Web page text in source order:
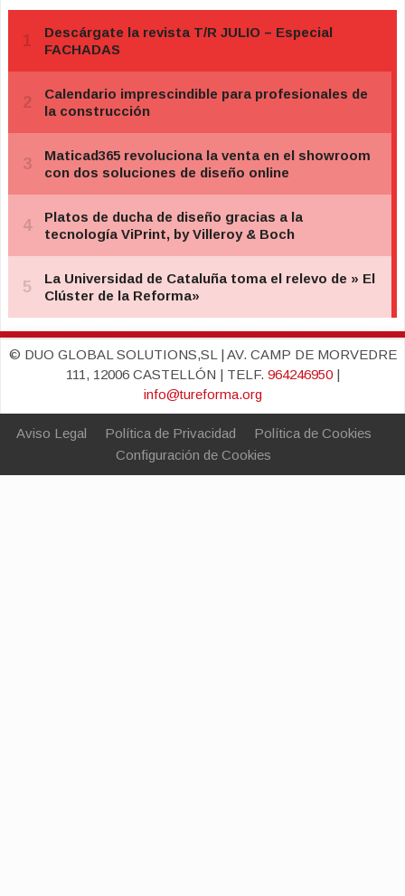
© DUO GLOBAL SOLUTIONS,SL | AV. CAMP DE MORVEDRE
111, 12006 CASTELLÓN | TELF. 964246950|
info@tureforma.org
Aviso Legal Política de Privacidad
Política de Cookies
Configuración de Cookies